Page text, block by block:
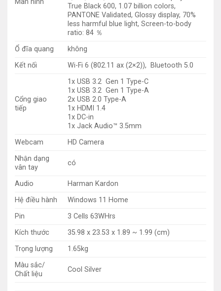
True Black 600, 1.07 billion colors,
PANTONE Validated, Glossy display, 70%
less harmful blue light, Screen-to-body
ratio: 84 ％
Ổ đĩa quang
không
Kết nối
Wi-Fi 6 (802.11 ax (2×2)), Bluetooth 5.0
Cổng giao
tiếp
1x USB 3.2 Gen 1 Type-C
1x USB 3.2 Gen 1 Type-A
2x USB 2.0 Type-A
1x HDMI 1.4
1x DC-in
1x Jack Audio™ 3.5mm
Webcam
HD Camera
Nhận dạng
vân tay
có
Audio
Harman Kardon
Hệ điều hành
Windows 11 Home
Pin
3 Cells 63WHrs
Kích thước
35.98 x 23.53 x 1.89 ~ 1.99 (cm)
Trọng lượng
1.65kg
Màu sắc/
Chất liệu
Cool Silver